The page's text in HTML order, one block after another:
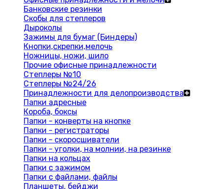
Банковские резинки
Скобы для степлеров
Дыроколы
Зажимы для бумаг (Биндеры)
Кнопки,скрепки,мелочь
Ножницы, ножи, шило
Прочие офисные принадлежности
Степлеры №10
Степлеры №24/26
Принадлежности для делопроизводства
Папки адресные
Короба, боксы
Папки - конверты на кнопке
Папки - регистраторы
Папки - скоросшиватели
Папки - уголки, на молнии, на резинке
Папки на кольцах
Папки с зажимом
Папки с файлами, файлы
Планшеты, бейджи